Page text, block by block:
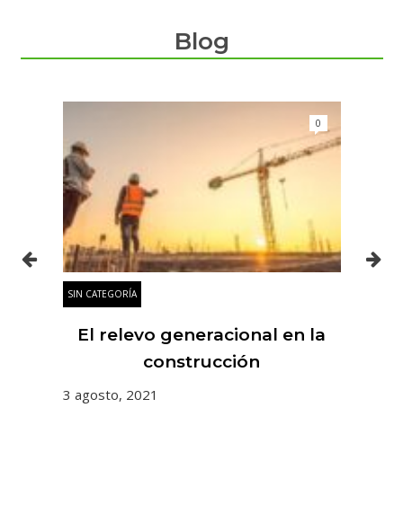
Blog
0
SIN CATEGORÍA
El relevo generacional en la
construcción
3 agosto, 2021